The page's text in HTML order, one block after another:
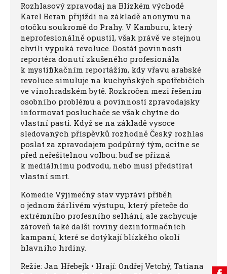
Rozhlasový zpravodaj na Blízkém východě
Karel Beran přijíždí na základě anonymu na
otočku soukromě do Prahy. V Kamburu, který
neprofesionálně opustil, však právě ve stejnou
chvíli vypuká revoluce. Dostát povinnosti
reportéra donutí zkušeného profesionála
k mystifikačním reportážím, kdy vřavu arabské
revoluce simuluje na kuchyňských spotřebičích
ve vinohradském bytě. Rozkročen mezi řešením
osobního problému a povinností zpravodajsky
informovat posluchače se však chytne do
vlastní pasti. Když se na základě vysoce
sledovaných příspěvků rozhodně Český rozhlas
poslat za zpravodajem podpůrný tým, ocitne se
před neřešitelnou volbou: buď se přizná
k mediálnímu podvodu, nebo musí předstírat
vlastní smrt.
Komedie Výjimečný stav vypráví příběh
o jednom žárlivém výstupu, který přeteče do
extrémního profesního selhání, ale zachycuje
zároveň také další roviny dezinformačních
kampaní, které se dotýkají blízkého okolí
hlavního hrdiny.
Režie: Jan Hřebejk • Hrají: Ondřej Vetchý, Tatiana